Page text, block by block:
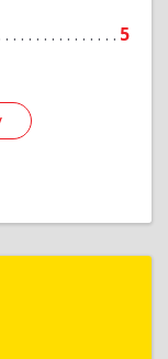
5
Елена